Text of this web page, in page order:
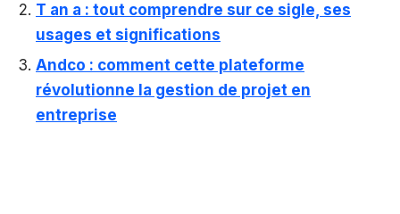
T an a : tout comprendre sur ce sigle, ses
usages et significations
Andco : comment cette plateforme
révolutionne la gestion de projet en
entreprise